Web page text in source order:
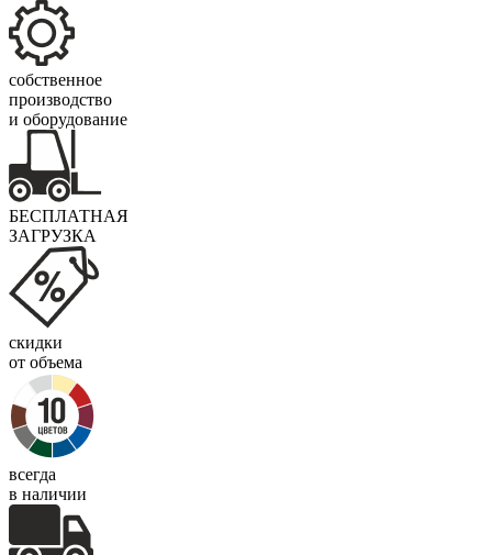
собственное
производство
и оборудование
БЕСПЛАТНАЯ
ЗАГРУЗКА
скидки
от объема
всегда
в наличии